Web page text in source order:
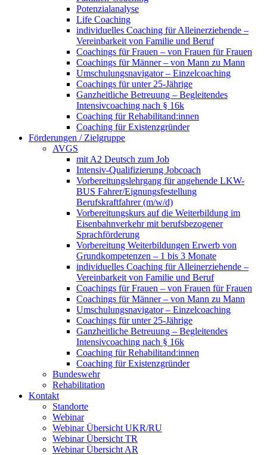
Potenzialanalyse
Life Coaching
individuelles Coaching für Alleinerziehende –
Vereinbarkeit von Familie und Beruf
Coachings für Frauen – von Frauen für Frauen
Coachings für Männer – von Mann zu Mann
Umschulungsnavigator – Einzelcoaching
Coachings für unter 25-Jährige
Ganzheitliche Betreuung – Begleitendes
Intensivcoaching nach § 16k
Coaching für Rehabilitand:innen
Coaching für Existenzgründer
Förderungen / Zielgruppe
AVGS
mit A2 Deutsch zum Job
Intensiv-Qualifizierung Jobcoach
Vorbereitungslehrgang für angehende LKW-
BUS Fahrer/Eignungsfestellung
Berufskraftfahrer (m/w/d)
Vorbereitungskurs auf die Weiterbildung im
Eisenbahnverkehr mit berufsbezogener
Sprachförderung
Vorbereitung Weiterbildungen Erwerb von
Grundkompetenzen – 1 bis 3 Monate
individuelles Coaching für Alleinerziehende –
Vereinbarkeit von Familie und Beruf
Coachings für Frauen – von Frauen für Frauen
Coachings für Männer – von Mann zu Mann
Umschulungsnavigator – Einzelcoaching
Coachings für unter 25-Jährige
Ganzheitliche Betreuung – Begleitendes
Intensivcoaching nach § 16k
Coaching für Rehabilitand:innen
Coaching für Existenzgründer
Bundeswehr
Rehabilitation
Kontakt
Standorte
Webinar
Webinar Übersicht UKR/RU
Webinar Übersicht TR
Webinar Übersicht AR